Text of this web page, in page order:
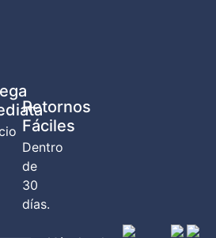
Retornos
Fáciles
Dentro
de
30
días.